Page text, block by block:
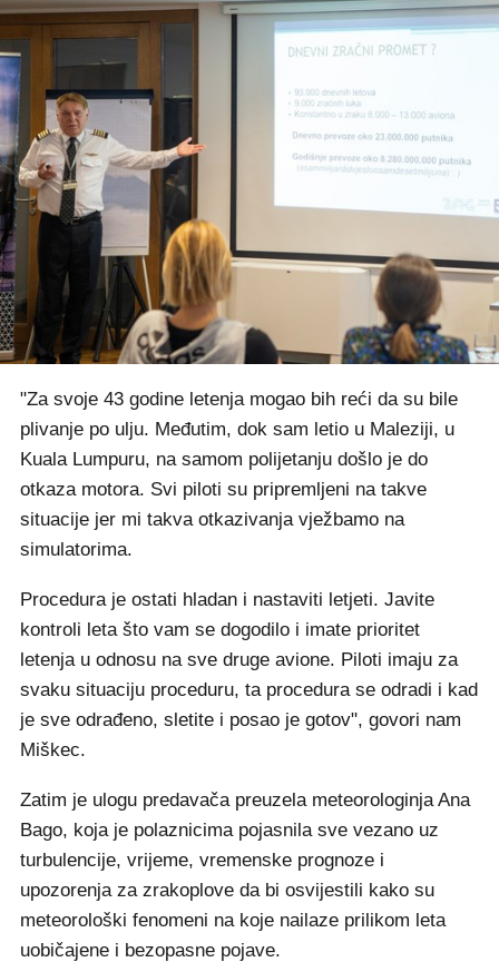
"Za svoje 43 godine letenja mogao bih reći da su bile
plivanje po ulju. Međutim, dok sam letio u Maleziji, u
Kuala Lumpuru, na samom polijetanju došlo je do
otkaza motora. Svi piloti su pripremljeni na takve
situacije jer mi takva otkazivanja vježbamo na
simulatorima.
Procedura je ostati hladan i nastaviti letjeti. Javite
kontroli leta što vam se dogodilo i imate prioritet
letenja u odnosu na sve druge avione. Piloti imaju za
svaku situaciju proceduru, ta procedura se odradi i kad
je sve odrađeno, sletite i posao je gotov", govori nam
Miškec.
Zatim je ulogu predavača preuzela meteorologinja Ana
Bago, koja je polaznicima pojasnila sve vezano uz
turbulencije, vrijeme, vremenske prognoze i
upozorenja za zrakoplove da bi osvijestili kako su
meteorološki fenomeni na koje nailaze prilikom leta
uobičajene i bezopasne pojave.